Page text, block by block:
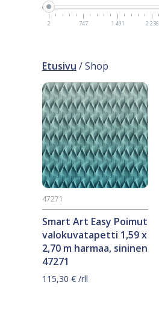
2 747 1 491 2 236
Etusivu / Shop
Smart Art Easy Poimut
valokuvatapetti 1,59 x
2,70 m harmaa, sininen
47271
47271
115,30 € /rll